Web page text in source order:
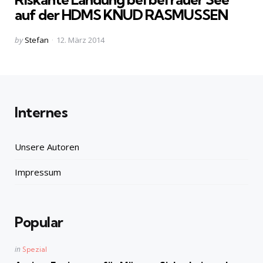
auf der HDMS KNUD RASMUSSEN
Posted
by Stefan 12. März 2014
Internes
Unsere Autoren
Impressum
Popular
Posted
in Spezial